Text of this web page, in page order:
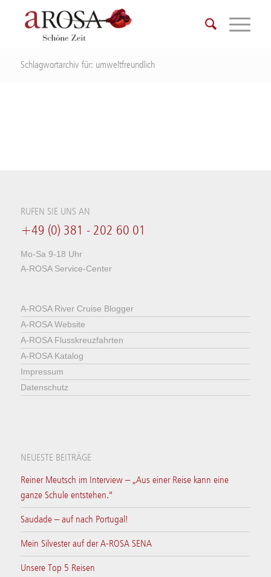
Schlagwortarchiv für: umweltfreundlich
RUFEN SIE UNS AN
+49 (0) 381 - 202 60 01
Mo-Sa 9-18 Uhr
A-ROSA Service-Center
A-ROSA River Cruise Blogger
A-ROSA Website
A-ROSA Flusskreuzfahrten
A-ROSA Katalog
Impressum
Datenschutz
NEUESTE BEITRÄGE
Reiner Meutsch im Interview – „Aus einer Reise kann eine
ganze Schule entstehen.“
Saudade – auf nach Portugal!
Mein Silvester auf der A-ROSA SENA
Unsere Top 5 Reisen